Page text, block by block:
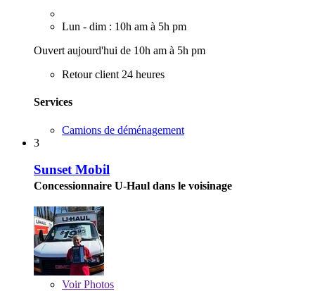
Lun - dim : 10h am à 5h pm
Ouvert aujourd'hui de 10h am à 5h pm
Retour client 24 heures
Services
Camions de déménagement
3
Sunset Mobil
Concessionnaire U-Haul dans le voisinage
VoirPhotos